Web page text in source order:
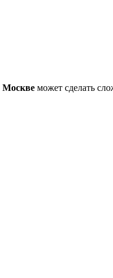
Москве может сделать